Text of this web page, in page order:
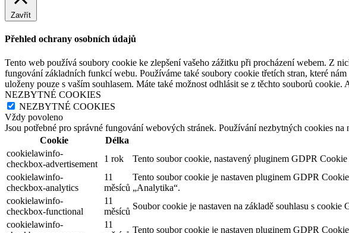
Zavřít
Přehled ochrany osobních údajů
Tento web používá soubory cookie ke zlepšení vašeho zážitku při procházení webem. Z
fungování základních funkcí webu. Používáme také soubory cookie třetích stran, které
uloženy pouze s vaším souhlasem. Máte také možnost odhlásit se z těchto souborů
NEZBYTNÉ COOKIES
NEZBYTNÉ COOKIES
Vždy povoleno
Jsou potřebné pro správné fungování webových stránek. Používání nezbytných cookies
Cookie
Délka
cookielawinfo-
checkbox-advertisement
1 rok
Tento soubor cookie, nastavený pluginem GDPR
cookielawinfo-
checkbox-analytics
11
měsíců
Tento soubor cookie je nastaven pluginem GDPR
„Analytika“.
cookielawinfo-
checkbox-functional
11
měsíců
Soubor cookie je nastaven na základě souhlasu s
cookielawinfo-
11
Tento soubor cookie je nastaven pluginem GDPR